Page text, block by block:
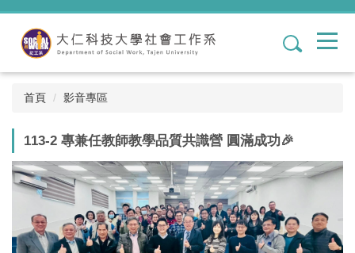
跳
內
1
首頁 影音專區
113-2 專兼任教師教學品質共識營 圓滿成功🎉